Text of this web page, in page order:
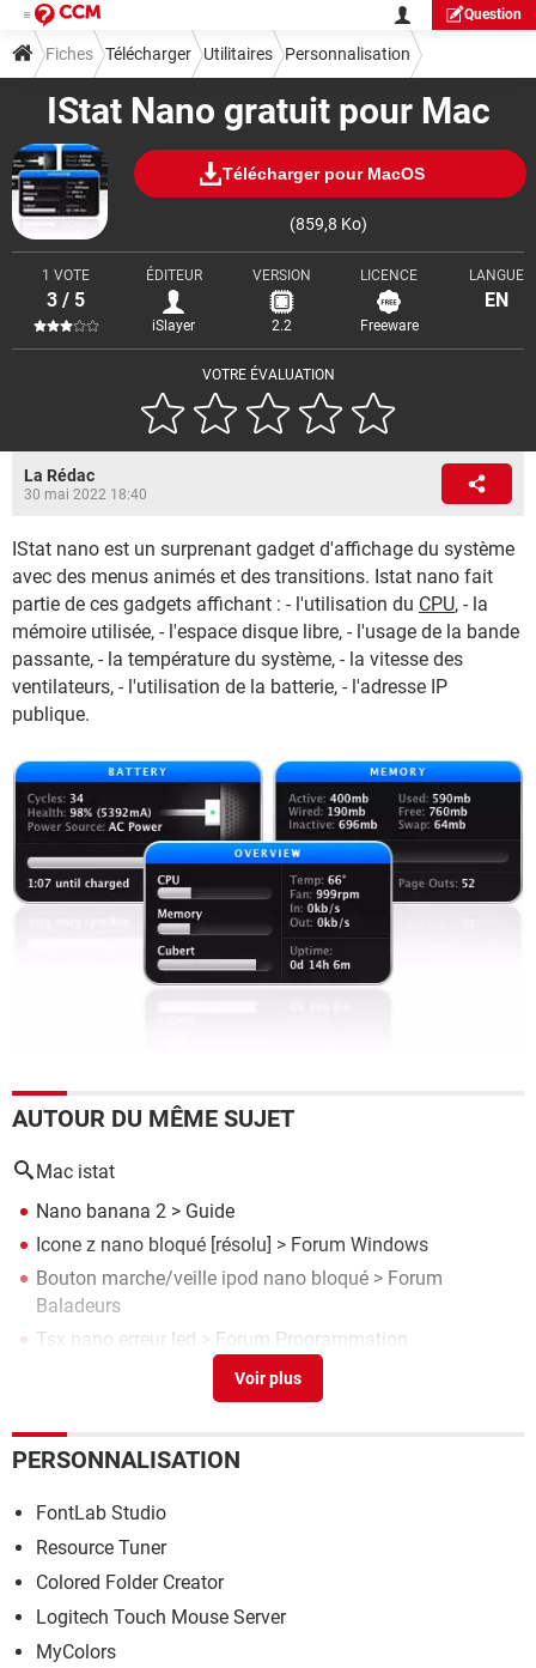
Question
IStat Nano gratuit pour Mac
Télécharger pour MacOS
(859,8 Ko)
VOTRE ÉVALUATION
1 VOTE
3 / 5
ÉDITEUR
iSlayer
VERSION
2.2
LICENCE
Freeware
LANGUE
EN
Fiches Télécharger Utilitaires Personnalisation
La Rédac
30 mai 2022 18:40
IStat nano est un surprenant gadget d'affichage du système
avec des menus animés et des transitions. Istat nano fait
partie de ces gadgets affichant : - l'utilisation du CPU, - la
mémoire utilisée, - l'espace disque libre, - l'usage de la bande
passante, - la température du système, - la vitesse des
ventilateurs, - l'utilisation de la batterie, - l'adresse IP
publique.
AUTOUR DU MÊME SUJET
Mac istat
Nano banana 2 > Guide
Icone z nano bloqué [résolu] > Forum Windows
Bouton marche/veille ipod nano bloqué > Forum
Baladeurs
Tsx nano erreur led > Forum Programmation
Forum Matériel & Système
PERSONNALISATION
FontLab Studio
Resource Tuner
Colored Folder Creator
Logitech Touch Mouse Server
MyColors